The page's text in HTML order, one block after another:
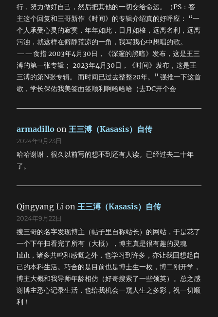
行，努力做好自己，然后把其他的一切交给命运。（PS：答
主这个回复和三哥新作《时间》的专辑介绍真的好呼应： “一
个人承受心灵的寂寞，年年如此，日月如梭，远离名利，远离
污浊，就这样在僻静荒凉的一角，我写我心中想唱的歌。
——食指 2003年4月30日，《深邃的黑暗》发布，这是王三
溥的第一张专辑； 2023年4月30日，《时间》发布，这是王
三溥的第N张专辑。 而时间已过去整整20年。” 强推一下这首
歌，学长保佑我美签面签顺利啊哈哈哈（去DC开个会
armadillo on王三溥（Kasasis）自传
2024年9月23日
哈哈谢谢，很久以前写的想不到还有人读。已经过去二十年
了。
Qingyang Li on王三溥（Kasasis）自传
2024年9月22日
搜三哥的名字发现博主（帖子里自称站长）的网站，于是花了
一个下午扫看完了所有（大概），博主真是很有趣的灵魂
hhh，诸多共鸣和感慨之外，也学习到许多，亦让我回想起自
己的本科生活。巧合的是目前也是博士生一枚，博二刚开学，
博主大概和我导师年龄相仿（好奇搜索了一些领英）。总之感
谢博主悉心记录生活，也给我机会一窥人生之多彩，祝一切顺
利！